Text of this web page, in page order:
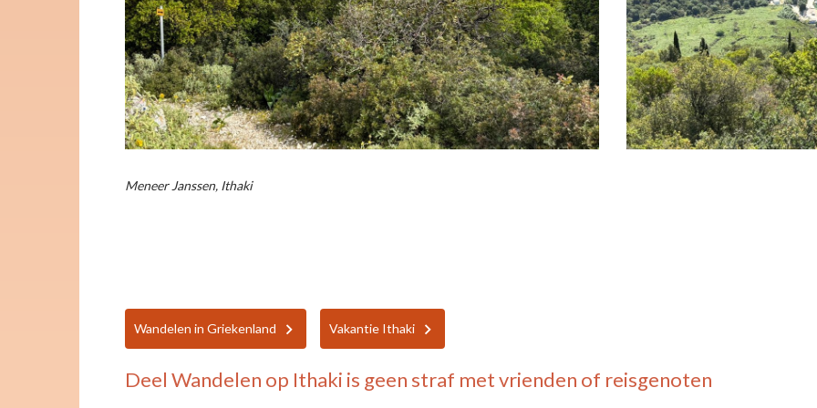
Meneer Janssen, Ithaki
Wandelen in Griekenland Vakantie Ithaki
Deel Wandelen op Ithaki is geen straf met vrienden of reisgenoten